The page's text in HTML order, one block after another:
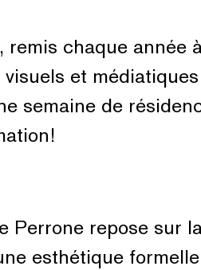
remis chaque année
et médiatiques
semaine de
Perrone repose sur
esthétique